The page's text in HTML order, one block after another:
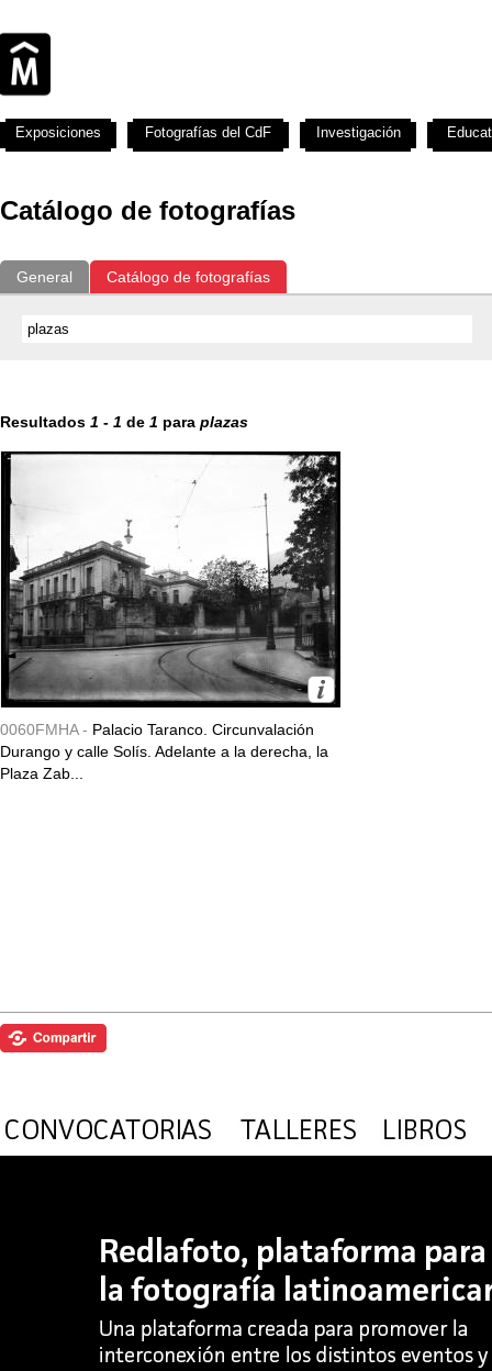
Catálogo de fotografías
General Catálogo de fotografías
Resultados 1 - 1 de 1 para plazas
0060FMHA - Palacio Taranco. Circunvalación
Durango y calle Solís. Adelante a la derecha, la
Plaza Zab...
Exposiciones Fotografías del CdF Investigación